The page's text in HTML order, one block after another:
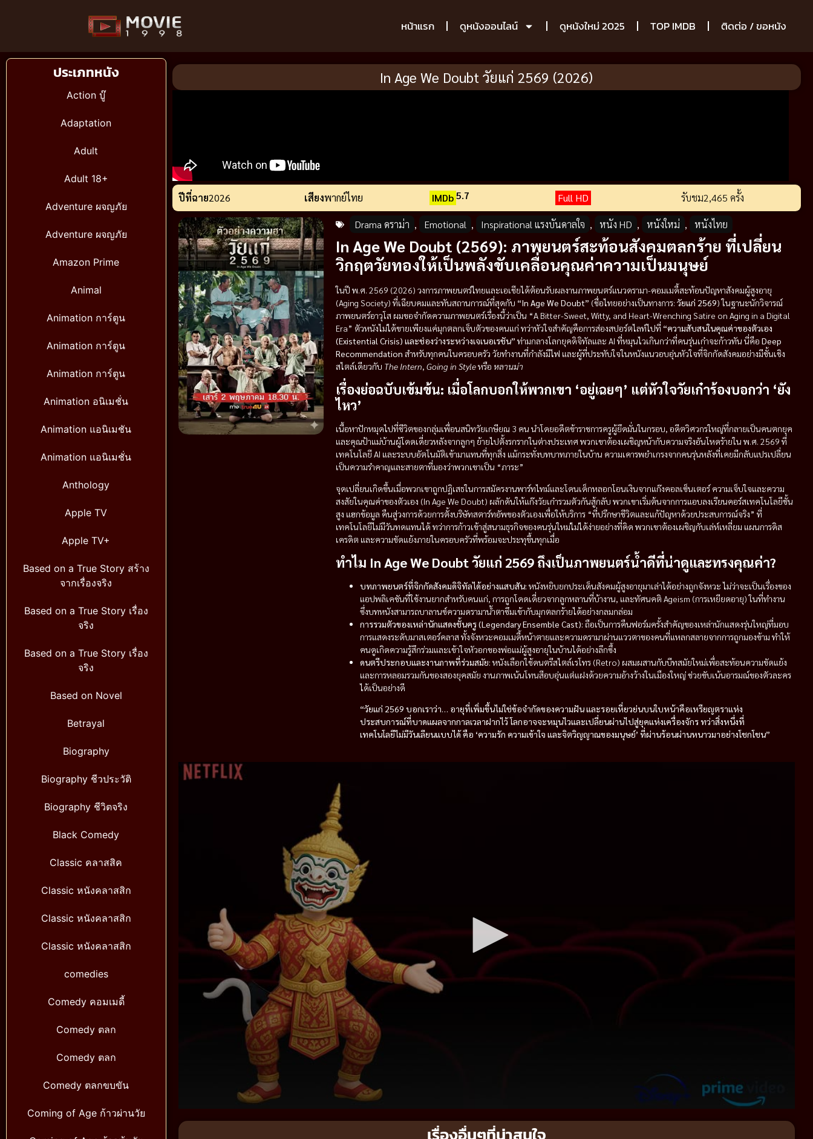
หน้าแรก ดูหนังออนไลน์ ดูหนังใหม่ 2025 TOP IMDB ติดต่อ / ขอหนัง
ประเภทหนัง
Action บู๊
Adaptation
Adult
Adult 18+
Adventure ผจญภัย
Adventure ผจญภัย
Amazon Prime
Animal
Animation การ์ตูน
Animation การ์ตูน
Animation การ์ตูน
Animation อนิเมชั่น
Animation แอนิเมชัน
Animation แอนิเมชั่น
Anthology
Apple TV
Apple TV+
Based on a True Story สร้าง
จากเรื่องจริง
Based on a True Story เรื่อง
จริง
Based on a True Story เรื่อง
จริง
Based on Novel
Betrayal
Biography
Biography ชีวประวัติ
Biography ชีวิตจริง
Black Comedy
Classic คลาสสิค
Classic หนังคลาสสิก
Classic หนังคลาสสิก
Classic หนังคลาสสิก
comedies
Comedy คอมเมดี้
Comedy ตลก
Comedy ตลก
Comedy ตลกขบขัน
Coming of Age ก้าวผ่านวัย
In Age We Doubt วัยแก่ 2569 (2026)
ปีที่ฉาย2026 เสียงพากย์ไทย IMDb 5.7 Full HD รับชม2,465 ครั้ง
Drama ดราม่า , Emotional , Inspirational แรงบันดาลใจ , หนัง HD , หนังใหม่ , หนังไทย
In Age We Doubt (2569): ภาพยนตร์สะท้อนสังคมตลกร้าย ที่เปลี่ยน
วิกฤตวัยทองให้เป็นพลังขับเคลื่อนคุณค่าความเป็นมนุษย์
ในปี พ.ศ. 2569 (2026) วงการภาพยนตร์ไทยและเอเชียได้ต้อนรับผลงานภาพยนตร์แนวดรามา-คอมเมดี้สะท้อนปัญหาสังคมผู้สูงอายุ
(Aging Society) ที่เฉียบคมและทันสถานการณ์ที่สุดกับ “In Age We Doubt” (ชื่อไทยอย่างเป็นทางการ: วัยแก่ 2569) ในฐานะนักวิจารณ์
ภาพยนตร์อาวุโส ผมขอจำกัดความภาพยนตร์เรื่องนี้ว่าเป็น “A Bitter-Sweet, Witty, and Heart-Wrenching Satire on Aging in a Digital
Era” ตัวหนังไม่ได้ขายเพียงแค่มุกตลกเจ็บตัวของคนแก่ ทว่าหัวใจสำคัญคือการส่องสปอร์ตไลท์ไปที่ “ความสับสนในคุณค่าของตัวเอง
(Existential Crisis) และช่องว่างระหว่างเจเนอเรชัน” ท่ามกลางโลกยุคดิจิทัลและ AI ที่หมุนไวเกินกว่าที่คนรุ่นเก๋าจะก้าวทัน นี่คือ Deep
Recommendation สำหรับทุกคนในครอบครัว วัยทำงานที่กำลังมีไฟ และผู้ที่ประทับใจในหนังแนวอบอุ่นหัวใจที่จิกกัดสังคมอย่างมีชั้นเชิง
สไตล์เดียวกับ The Intern, Going in Styleหรือ หลานม่า
เรื่องย่อฉบับเข้มข้น: เมื่อโลกบอกให้พวกเขา ‘อยู่เฉยๆ’ แต่หัวใจวัยเก๋าร้องบอกว่า ‘ยัง
ไหว’
เนื้อหาปักหมุดไปที่ชีวิตของกลุ่มเพื่อนสนิทวัยเกษียณ 3 คน นำโดยอดีตข้าราชการครูผู้ยึดมั่นในกรอบ, อดีตวิศวกรใหญ่ที่กลายเป็นคนตกยุค
และคุณป้าแม่บ้านผู้โดดเดี่ยวหลังจากลูกๆ ย้ายไปตั้งรกรากในต่างประเทศ พวกเขาต้องเผชิญหน้ากับความจริงอันโหดร้ายใน พ.ศ. 2569 ที่
เทคโนโลยี AI และระบบอัตโนมัติเข้ามาแทนที่ทุกสิ่ง แม้กระทั่งบทบาทภายในบ้าน ความเคารพยำเกรงจากคนรุ่นหลังที่เคยมีกลับแปรเปลี่ยน
เป็นความรำคาญและสายตาที่มองว่าพวกเขาเป็น “ภาระ”
จุดเปลี่ยนเกิดขึ้นเมื่อพวกเขาถูกปฏิเสธในการสมัครงานพาร์ทไทม์และโดนเด็กหลอกโอนเงินจากแก๊งคอลเซ็นเตอร์ ความเจ็บใจและความ
สงสัยในคุณค่าของตัวเอง (In Age We Doubt) ผลักดันให้แก๊งวัยเก๋ารวมตัวกันสู้กลับ พวกเขาเริ่มต้นจากการแอบลงเรียนคอร์สเทคโนโลยีชั้น
สูง แฮกข้อมูล คืนสู่วงการด้วยการตั้งบริษัทสตาร์ทอัพของตัวเองเพื่อให้บริการ “ที่ปรึกษาชีวิตและแก้ปัญหาด้วยประสบการณ์จริง” ที่
เทคโนโลยีไม่มีวันทดแทนได้ ทว่าการก้าวเข้าสู่สนามธุรกิจของคนรุ่นใหม่ไม่ได้ง่ายอย่างที่คิด พวกเขาต้องเผชิญกับเล่ห์เหลี่ยม แผนการดิส
เครดิต และความขัดแย้งภายในครอบครัวที่พร้อมจะประทุขึ้นทุกเมื่อ
ทำไม In Age We Doubt วัยแก่ 2569 ถึงเป็นภาพยนตร์น้ำดีที่น่าดูและทรงคุณค่า?
บทภาพยนตร์ที่จิกกัดสังคมดิจิทัลได้อย่างแสบสัน: หนังหยิบยกประเด็นสังคมผู้สูงอายุมาเล่าได้อย่างถูกจังหวะ ไม่ว่าจะเป็นเรื่องของ
แอปพลิเคชันที่ใช้งานยากสำหรับคนแก่, การถูกโดดเดี่ยวจากลูกหลานที่บ้างาน, และทัศนคติ Ageism (การเหยียดอายุ) ในที่ทำงาน
ซึ่งบทหนังสามารถบาลานซ์ความดรามาน้ำตาซึมเข้ากับมุกตลกร้ายได้อย่างกลมกล่อม
การรวมตัวของเหล่านักแสดงชั้นครู (Legendary Ensemble Cast): ถือเป็นการคืนฟอร์มครั้งสำคัญของเหล่านักแสดงรุ่นใหญ่ที่มอบ
การแสดงระดับมาสเตอร์คลาส ทั้งจังหวะคอมเมดี้หน้าตายและความดรามาผ่านแววตาของคนที่แหลกสลายจากการถูกมองข้าม ทำให้
คนดูเกิดความรู้สึกร่วมและเข้าใจหัวอกของพ่อแม่ผู้สูงอายุในบ้านได้อย่างลึกซึ้ง
ดนตรีประกอบและงานภาพที่ร่วมสมัย: หนังเลือกใช้ดนตรีสไตล์เรโทร (Retro) ผสมผสานกับบีทสมัยใหม่เพื่อสะท้อนความขัดแย้ง
และการหลอมรวมกันของสองยุคสมัย งานภาพเน้นโทนสีอบอุ่นแต่แฝงด้วยความอ้างว้างในเมืองใหญ่ ช่วยขับเน้นอารมณ์ของตัวละคร
ได้เป็นอย่างดี
“วัยแก่ 2569 บอกเราว่า… อายุที่เพิ่มขึ้นไม่ใช่ข้อจำกัดของความฝัน และรอยเหี่ยวย่นบนใบหน้าคือเหรียญตราแห่ง
ประสบการณ์ที่บาดแผลจากกาลเวลาฝากไว้ โลกอาจจะหมุนไวและเปลี่ยนผ่านไปสู่ยุคแห่งเครื่องจักร ทว่าสิ่งหนึ่งที่
เทคโนโลยีไม่มีวันเลียนแบบได้ คือ ‘ความรัก ความเข้าใจ และจิตวิญญาณของมนุษย์’ ที่ผ่านร้อนผ่านหนาวมาอย่างโชกโชน”
90%